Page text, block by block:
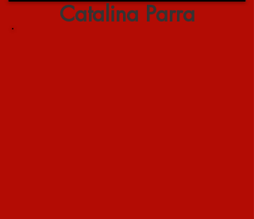
Catalina Parra